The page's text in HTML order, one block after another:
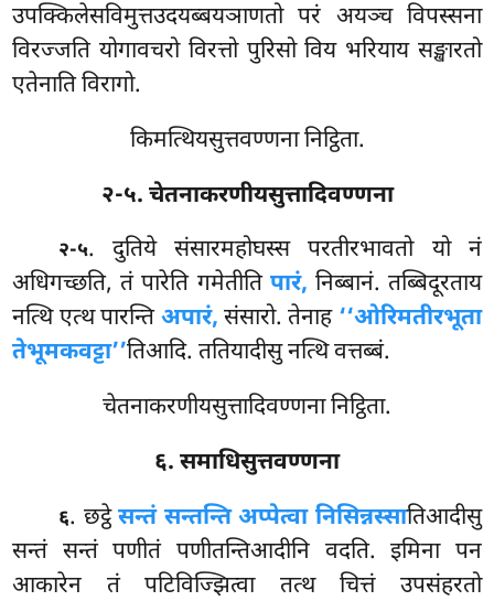
उपक्किलेसविमुत्तउदयब्बयञाणतो परं अयञ्च विपस्सना
विरज्जति योगावचरो विरत्तो पुरिसो विय भरियाय सङ्खारतो
एतेनाति विरागो.
किमत्थियसुत्तवण्णना निट्ठिता.
२-५. चेतनाकरणीयसुत्तादिवण्णना
२-५. दुतियेसंसारमहोघस्स परतीरभावतो यो नं
अधिगच्छति, तं पारेति गमेतीति पारं, निब्बानं. तब्बिदूरताय
नत्थि एत्थ पारन्तिअपारं, संसारो. तेनाह ‘‘ओरिमतीरभूता
तेभूमकवट्टा’’तिआदि. ततियादीसु नत्थि वत्तब्बं.
चेतनाकरणीयसुत्तादिवण्णना निट्ठिता.
६. समाधिसुत्तवण्णना
६. छट्ठेसन्तं सन्तन्ति अप्पेत्वा निसिन्नस्सातिआदीसु
सन्तं सन्तं पणीतं पणीतन्तिआदीनि वदति. इमिना पन
आकारेन तं पटिविज्झित्वा तत्थचित्तं उपसंहरतो